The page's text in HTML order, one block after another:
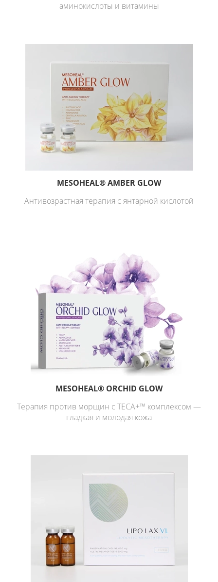
аминокислоты и витамины
MESOHEAL® AMBER GLOW
Антивозрастная терапия с янтарной кислотой
MESOHEAL® ORCHID GLOW
Терапия против морщин с TECA+™ комплексом —
гладкая и молодая кожа